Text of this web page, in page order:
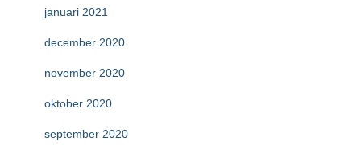
januari 2021
december 2020
november 2020
oktober 2020
september 2020